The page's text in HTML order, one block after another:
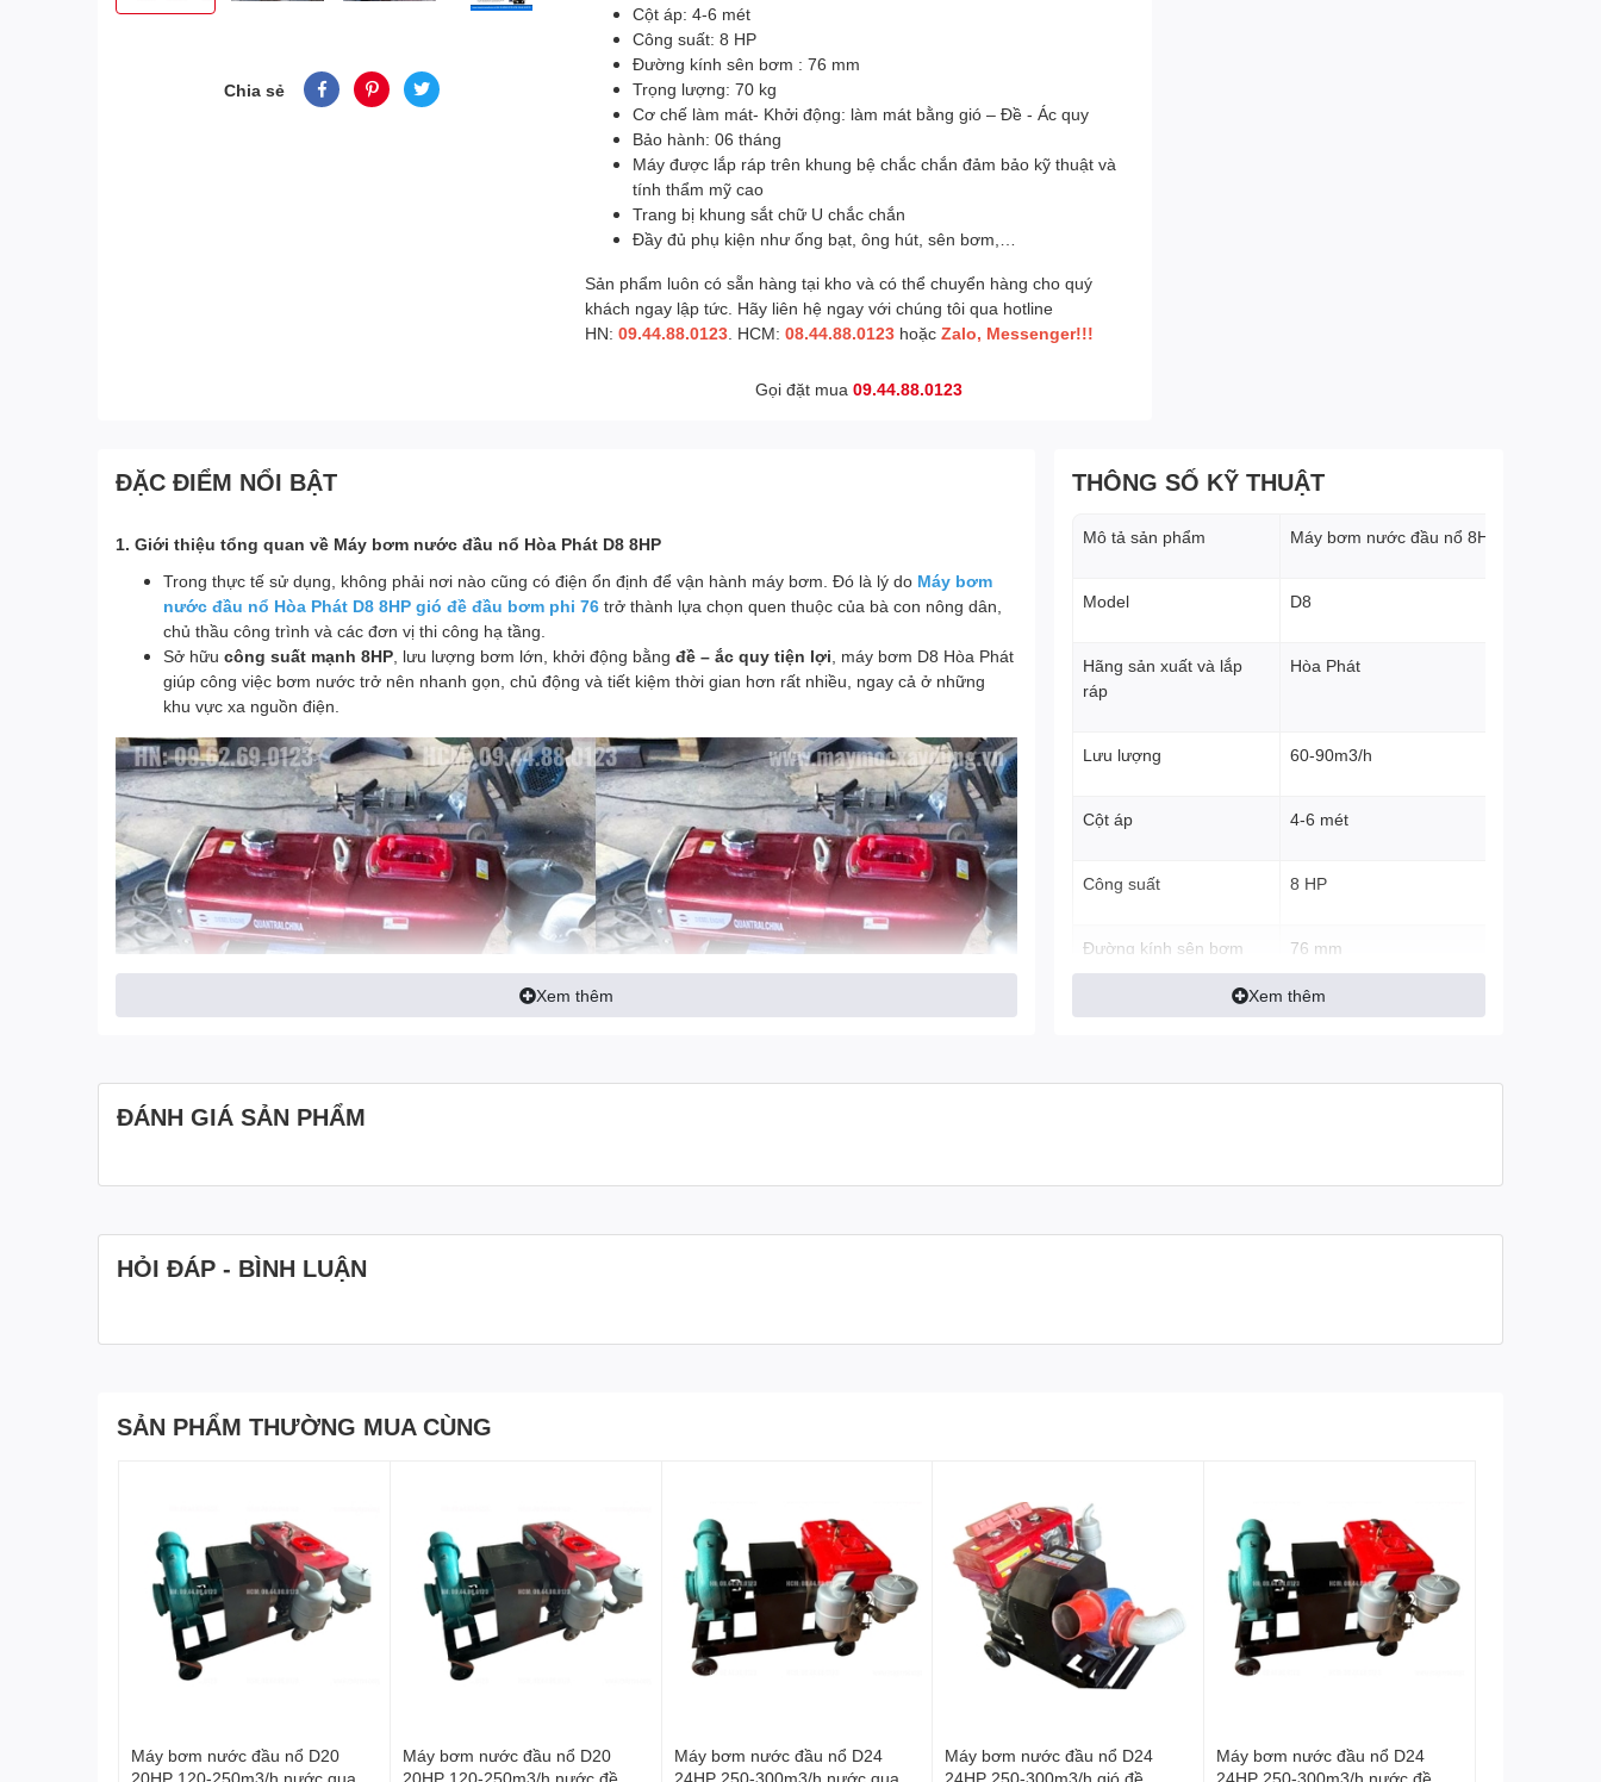
Chia sẻ
Cột áp: 4-6 mét
Công suất: 8 HP
Đường kính sên bơm : 76 mm
Trọng lượng: 70 kg
Cơ chế làm mát- Khởi động: làm mát bằng gió – Đề - Ác quy
Bảo hành: 06 tháng
Máy được lắp ráp trên khung bệ chắc chắn đảm bảo kỹ thuật và
tính thẩm mỹ cao
Trang bị khung sắt chữ U chắc chắn
Đầy đủ phụ kiện như ống bạt, ông hút, sên bơm,…
Sản phẩm luôn có sẵn hàng tại kho và có thể chuyển hàng cho quý
khách ngay lập tức. Hãy liên hệ ngay với chúng tôi qua hotline
HN:09.44.88.0123 . HCM:08.44.88.0123 hoặc Zalo, Messenger!!!
Gọi đặt mua09.44.88.0123
ĐẶC ĐIỂM NỔI BẬT
1. Giới thiệu tổng quan về Máy bơm nước đầu nổ Hòa Phát D8 8HP
Trong thực tế sử dụng, không phải nơi nào cũng có điện ổn định để vận hành máy bơm. Đó là lý do Máy bơm
nước đầu nổ Hòa Phát D8 8HP gió đề đầu bơm phi 76 trở thành lựa chọn quen thuộc của bà con nông dân,
chủ thầu công trình và các đơn vị thi công hạ tầng.
Sở hữu công suất mạnh 8HP , lưu lượng bơm lớn, khởi động bằng đề – ắc quy tiện lợi , máy bơm D8 Hòa Phát
giúp công việc bơm nước trở nên nhanh gọn, chủ động và tiết kiệm thời gian hơn rất nhiều, ngay cả ở những
khu vực xa nguồn điện.
Máy sử dụngđộng cơ đầu nổ công suất 8HP
, làm mát bằng gió, hoạt động ổn định trong thời gian dài mà không lo
quá nhiệt. Cơ chế làm mát này đặc biệt phù hợp với điều kiện làm việc ngoài trời, môi trường nắng nóng hoặc công
trường bụi bẩn.
Đầu bơm phi 76 – Lưu lượng lớn, hút xả nhanh
Xem thêm
THÔNG SỐ KỸ THUẬT
Mô tả sản phẩm Máy bơm nước đầu nổ 8HP
Model D8
Hãng sản xuất và lắp
ráp
Hòa Phát
Lưu lượng 60-90m3/h
Cột áp 4-6 mét
Công suất 8 HP
Đường kính sên bơm 76 mm
Máy được lắp ráp trên khung bệ chắc chắn đảm bảo kỹ thuật và
Xem thêm
ĐÁNH GIÁ SẢN PHẨM
HỎI ĐÁP - BÌNH LUẬN
SẢN PHẨM THƯỜNG MUA CÙNG
Máy bơm nước đầu nổ D20
20HP 120-250m3/h nước quay
Máy bơm nước đầu nổ D20
20HP 120-250m3/h nước đề
Máy bơm nước đầu nổ D24
24HP 250-300m3/h nước quay
Máy bơm nước đầu nổ D24
24HP 250-300m3/h gió đề
Máy bơm nước đầu nổ D24
24HP 250-300m3/h nước đề